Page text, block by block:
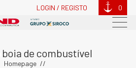
LOGIN / REGISTO 0
de combustível
Homepage